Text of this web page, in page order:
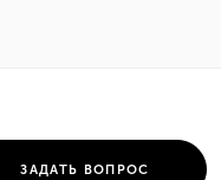
ЗАДАТЬ ВОПРОС